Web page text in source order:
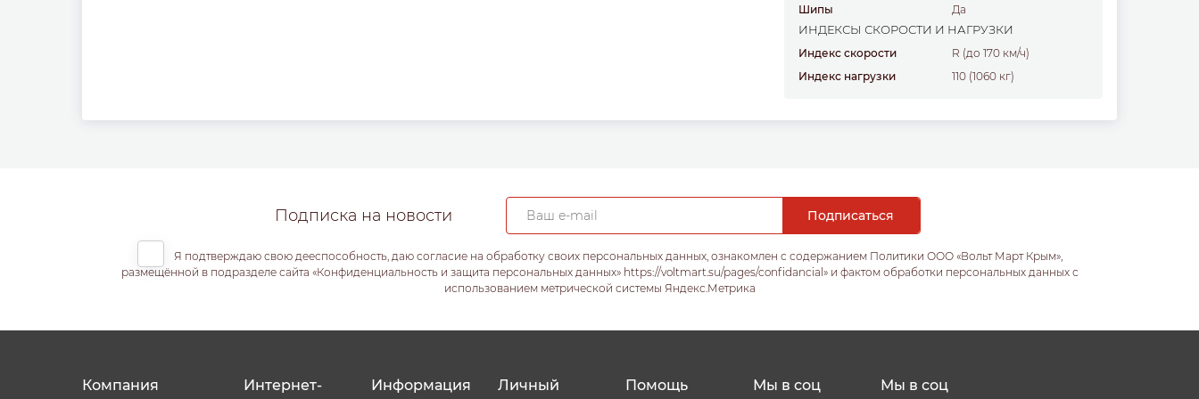
Шипы Да
ИНДЕКСЫ СКОРОСТИ И НАГРУЗКИ
Индекс скорости
R (до 170 км/ч)
Индекс нагрузки
110 (1060 кг)
Подписка на новости
Я подтверждаю свою дееспособность, даю согласие на обработку своих персональных данных, ознакомлен с содержанием Политики ООО «Вольт Март Крым»,
размещённой в подразделе сайта «Конфиденциальность и защита персональных данных» https://voltmart.su/pages/confidancial» и фактом обработки персональных данных с
использованием метрической системы Яндекс.Метрика
Компания
Интернет-
Информация
Личный
Помощь
Мы в соц
Мы в соц